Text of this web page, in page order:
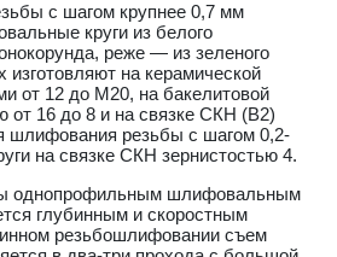
с шагом крупнее 0,7 мм
круги из белого
реже — из зеленого
изготовляют на керамической
от 12 до М20, на бакелитовой
от 16 до 8 и на связке СКН (В2)
шлифования резьбы с шагом 0,2-
на связке СКН зернистостью 4.
однопрофильным шлифовальным
глубинным и скоростным
резьбошлифовании съем